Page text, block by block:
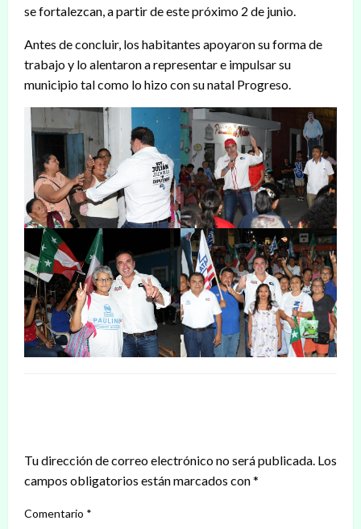
se fortalezcan, a partir de este próximo 2 de junio.
Antes de concluir, los habitantes apoyaron su forma de
trabajo y lo alentaron a representar e impulsar su
municipio tal como lo hizo con su natal Progreso.
Tu dirección de correo electrónico no será publicada. Los
campos obligatorios están marcados con*
Comentario *